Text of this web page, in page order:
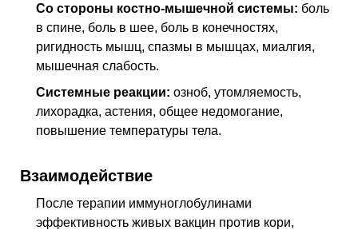
Со стороны костно-мышечной системы: боль
в спине, боль в шее, боль в конечностях,
ригидность мышц, спазмы в мышцах, миалгия,
мышечная слабость.
Системные реакции: озноб, утомляемость,
лихорадка, астения, общее недомогание,
повышение температуры тела.
Взаимодействие
После терапии иммуноглобулинами
эффективность живых вакцин против кори,